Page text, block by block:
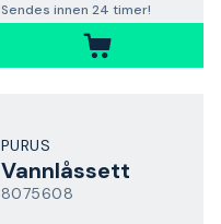
Sendes innen 24 timer!
PURUS
Vannlåssett
8075608